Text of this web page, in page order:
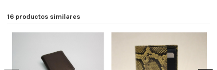
16 productos similares